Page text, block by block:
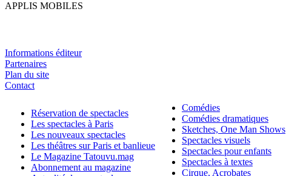
APPLIS MOBILES
Informations éditeur
Partenaires
Plan du site
Contact
Réservation de spectacles
Les spectacles à Paris
Les nouveaux spectacles
Les théâtres sur Paris et banlieue
Le Magazine Tatouvu.mag
Abonnement au magazine
Comédies
Comédies dramatiques
Sketches, One Man Shows
Spectacles visuels
Spectacles pour enfants
Spectacles à textes
Cirque, Acrobates